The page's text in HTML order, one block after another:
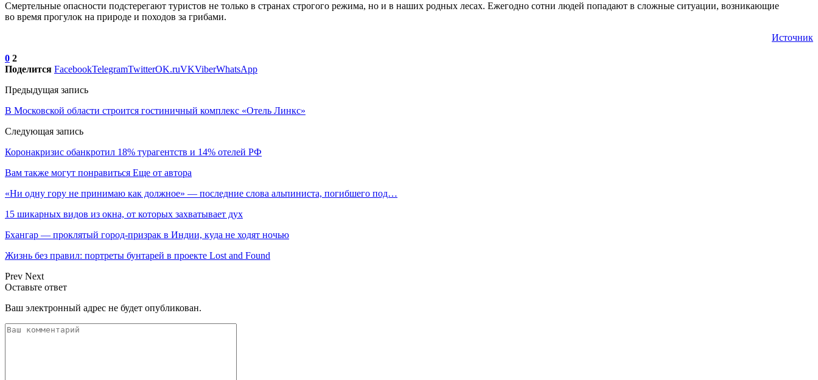
Смертельные опасности подстерегают туристов не только в странах строгого режима, но и в наших родных лесах. Ежегодно сотни людей попадают в сложные ситуации, возникающие
во время прогулок на природе и походов за грибами.
Источник
0 2
Поделится FacebookTelegramTwitterOK.ruVKViberWhatsApp
Предыдущая запись
В Московской области строится гостиничный комплекс «Отель Линкс»
Следующая запись
Коронакризис обанкротил 18% турагентств и 14% отелей РФ
Вам также могут понравиться Еще от автора
«Ни одну гору не принимаю как должное» — последние слова альпиниста, погибшего под…
15 шикарных видов из окна, от которых захватывает дух
Бхангар — проклятый город-призрак в Индии, куда не ходят ночью
Жизнь без правил: портреты бунтарей в проекте Lost and Found
Prev Next
Оставьте ответ
Ваш электронный адрес не будет опубликован.